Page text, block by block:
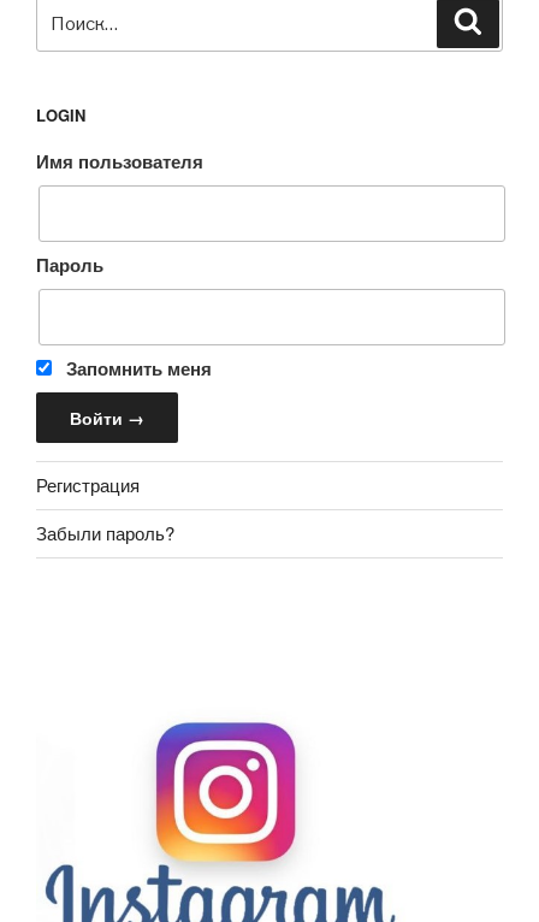
LOGIN
Имя пользователя
Пароль
Запомнить меня
Регистрация
Забыли пароль?